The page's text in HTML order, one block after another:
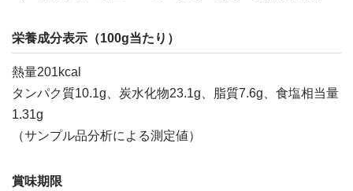
栄養成分表示（100g当たり）
熱量201kcal
タンパク質10.1g、炭水化物23.1g、脂質7.6g、食塩相当量
1.31g
（サンプル品分析による測定値）
賞味期限